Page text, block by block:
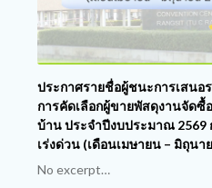
ประกาศรายชื่อผู้ชนะการเสนอ
การคัดเลือกผู้ขายพัสดุงานจัดซื้
บ้าน ประจำปีงบประมาณ 2569
เร่งด่วน (เดือนเมษายน – มิถุนา
No excerpt…